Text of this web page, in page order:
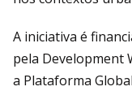
A iniciativa é
pela Development
a Plataforma